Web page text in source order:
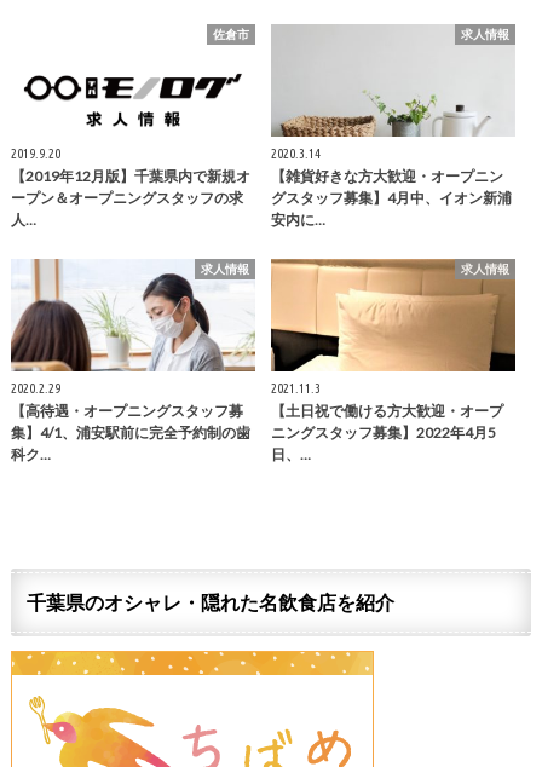
佐倉市
2019.9.20
【2019年12月版】千葉県内で新規オ
ープン＆オープニングスタッフの求
人…
求人情報
2020.3.14
【雑貨好きな方大歓迎・オープニン
グスタッフ募集】4月中、イオン新浦
安内に…
求人情報
2020.2.29
【高待遇・オープニングスタッフ募
集】4/1、浦安駅前に完全予約制の歯
科ク…
求人情報
2021.11.3
【土日祝で働ける方大歓迎・オープ
ニングスタッフ募集】2022年4月5
日、…
千葉県のオシャレ・隠れた名飲食店を紹介